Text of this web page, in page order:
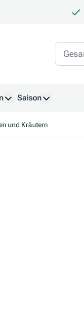
Saison
und Kräutern